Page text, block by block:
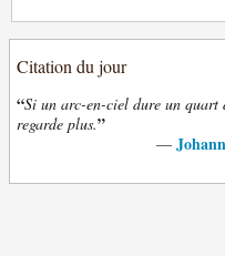
Citation du jour
“Si un arc-en-ciel dure un quart
regarde plus.”
—